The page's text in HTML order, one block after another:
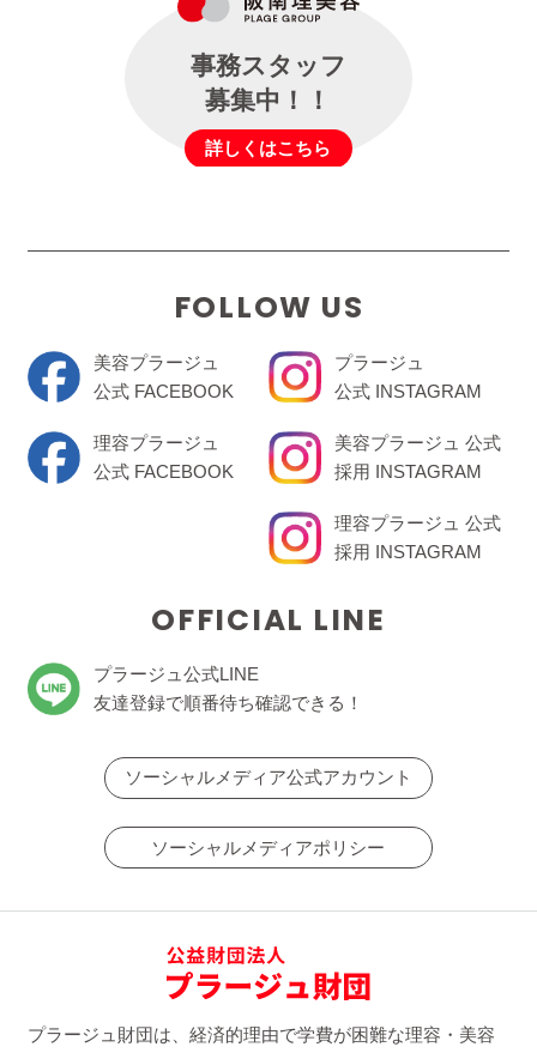
事務スタッフ
募集中！！
詳しくはこちら
FOLLOW US
美容プラージュ
公式 FACEBOOK
理容プラージュ
公式 FACEBOOK
プラージュ
公式 INSTAGRAM
美容プラージュ 公式
採用 INSTAGRAM
理容プラージュ 公式
採用 INSTAGRAM
OFFICIAL LINE
プラージュ公式LINE
友達登録で順番待ち確認できる！
ソーシャルメディア公式アカウント
ソーシャルメディアポリシー
プラージュ財団は、経済的理由で学費が困難な理容・美容